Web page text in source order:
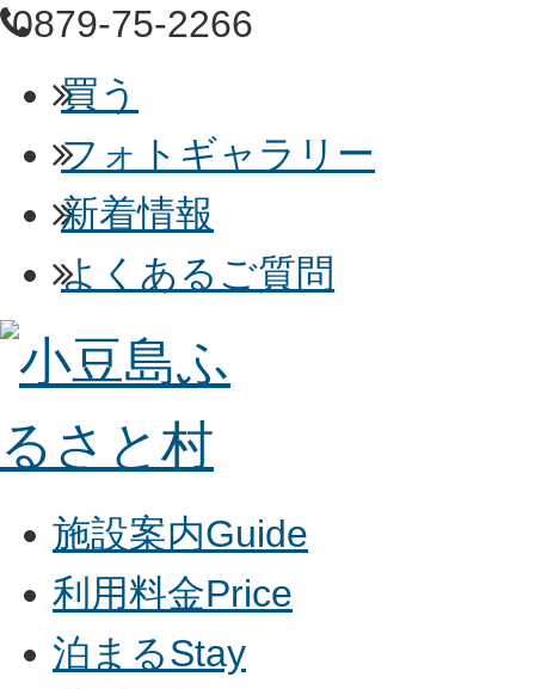
0879-75-2266
買う
フォトギャラリー
新着情報
よくあるご質問
施設案内Guide
利用料金Price
泊まるStay